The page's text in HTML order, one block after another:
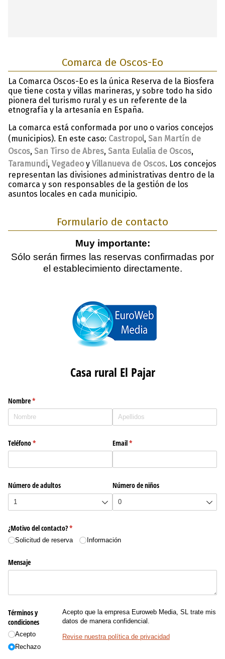
Comarca de Oscos-Eo
La Comarca Oscos-Eo es la única Reserva de la Biosfera
que tiene costa y villas marineras, y sobre todo ha sido
pionera del turismo rural y es un referente de la
etnografía y la artesanía en España.
La comarca está conformada por uno o varios concejos
(municipios). En este caso: Castropol, San Martín de
Oscos, San Tirso de Abres, Santa Eulalia de Oscos,
Taramundi, Vegadeo y Villanueva de Oscos. Los concejos
representan las divisiones administrativas dentro de la
comarca y son responsables de la gestión de los
asuntos locales en cada municipio.
Formulario de contacto
Muy importante:
Sólo serán firmes las reservas confirmadas por
el establecimiento directamente.
Casa rural El Pajar
Nombre*
(necesario)
Teléfono*
(necesario) Email*
(necesario)
Número de adultos Número de niños
¿Motivo del contacto?*
(necesario)
Solicitud de reserva Información
Mensaje
Términos y
condiciones
Acepto
Rechazo
Acepto que la empresa Euroweb Media, SL trate mis
datos de manera confidencial.
Revise nuestra política de privacidad